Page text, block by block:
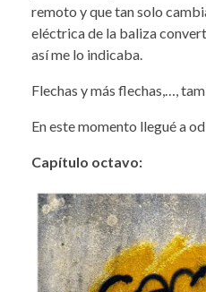
remoto y que tan solo
eléctrica de la baliza
así me lo indicaba.
Flechas y más flechas,…,
En este momento llegué a
Capítulo octavo: